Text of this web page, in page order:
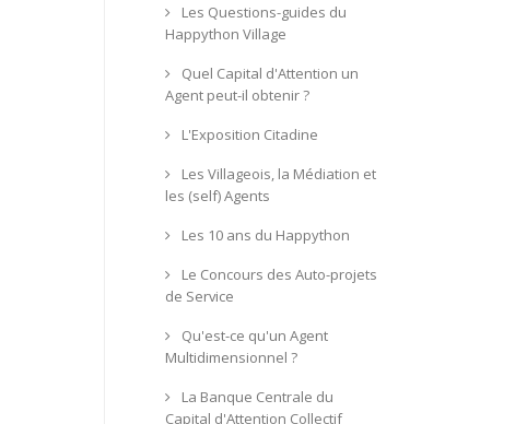
Les Questions-guides du
Happython Village
Quel Capital d'Attention un
Agent peut-il obtenir ?
L'Exposition Citadine
Les Villageois, la Médiation et
les (self) Agents
Les 10 ans du Happython
Le Concours des Auto-projets
de Service
Qu'est-ce qu'un Agent
Multidimensionnel ?
La Banque Centrale du
Capital d'Attention Collectif